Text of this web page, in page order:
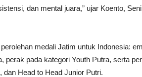
dan mental juara,” ujar Koento,
medali Jatim untuk Indonesia:
perak pada kategori Youth Putra, serta
dan Head to Head Junior Putri.